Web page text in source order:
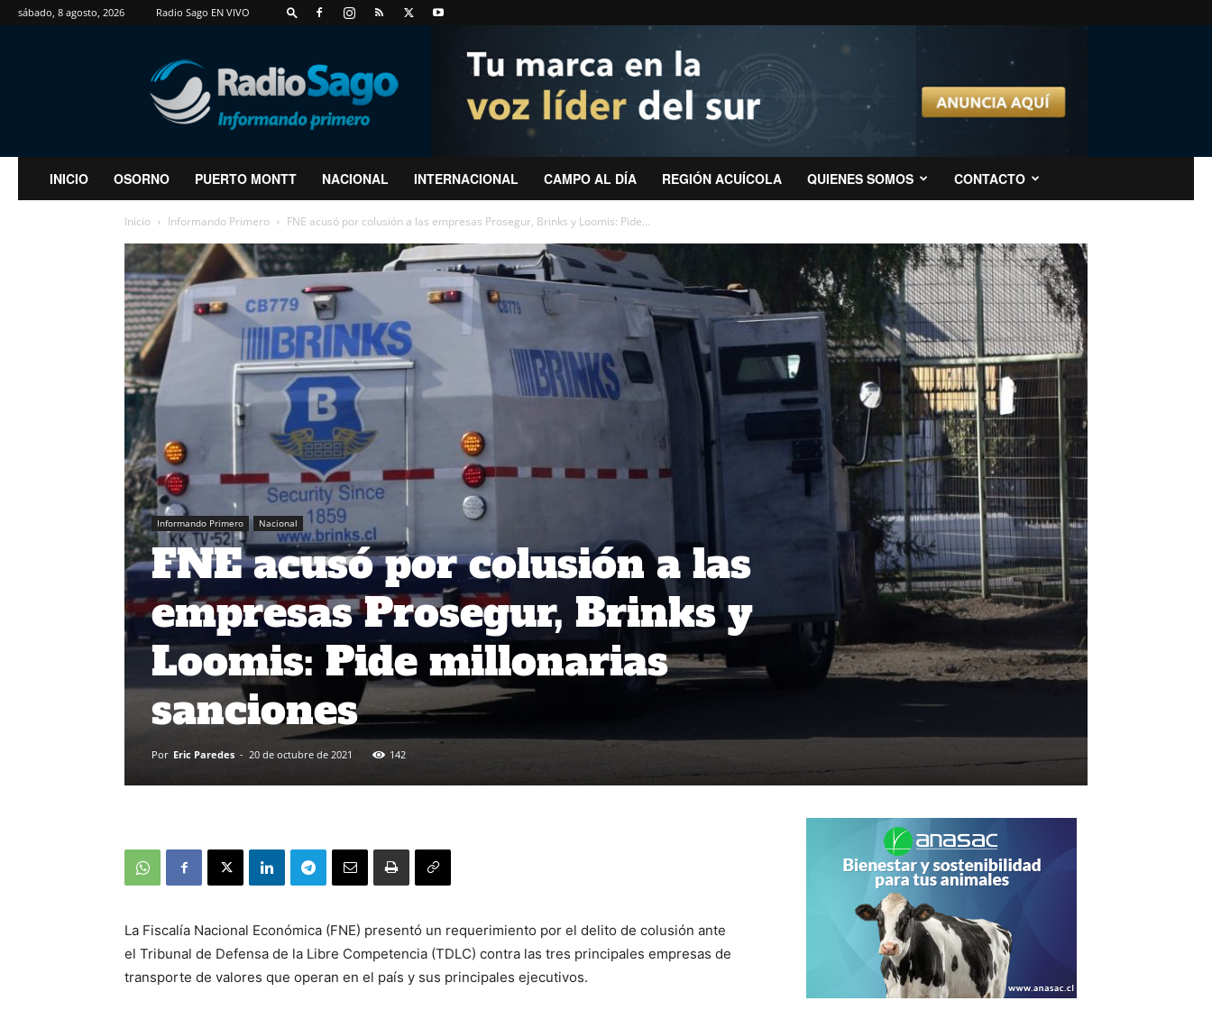
sábado, 8 agosto, 2026 Radio Sago EN VIVO
RadioSago
INICIO OSORNO PUERTO MONTT NACIONAL INTERNACIONAL CAMPO AL DÍA REGIÓN ACUÍCOLA QUIENES SOMOS CONTACTO
Inicio Informando Primero FNE acusó por colusión a las empresas Prosegur, Brinks y Loomis: Pide...
Informando Primero Nacional
FNE acusó por colusión a las
empresas Prosegur, Brinks y
Loomis: Pide millonarias
sanciones
Por Eric Paredes - 20 de octubre de 2021 142
La Fiscalía Nacional Económica (FNE) presentó un requerimiento por el delito de colusión ante
el Tribunal de Defensa de la Libre Competencia (TDLC) contra las tres principales empresas de
transporte de valores que operan en el país y sus principales ejecutivos.